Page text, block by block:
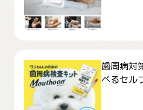
歯周病対
べるセル